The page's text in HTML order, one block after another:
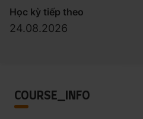
Học kỳ tiếp theo
24.08.2026
COURSE_INFO